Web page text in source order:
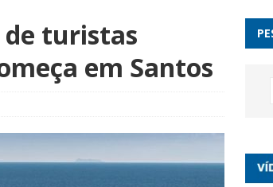
de turistas
em Santos